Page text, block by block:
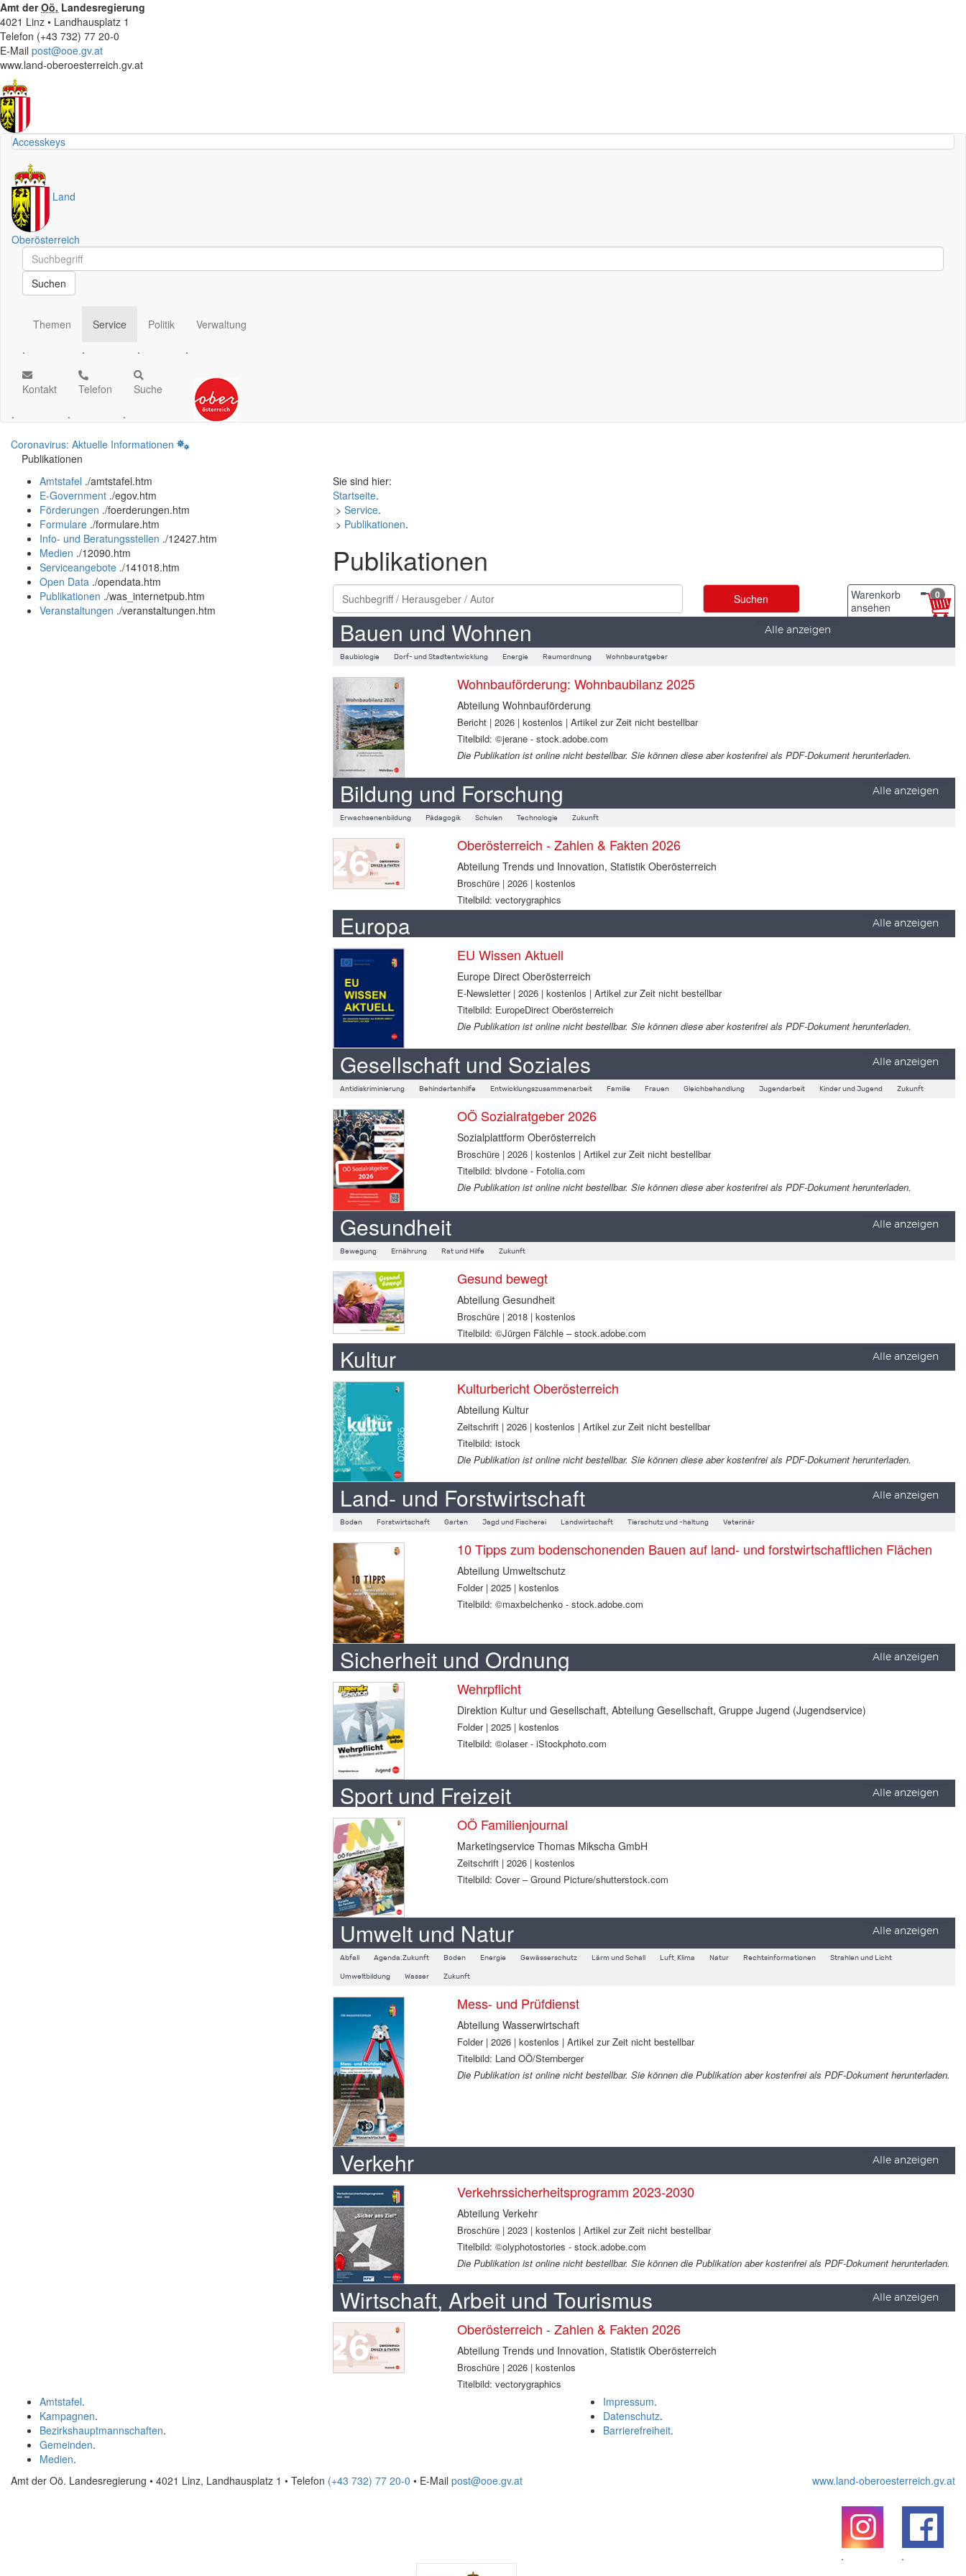
Amt derOö. Landesregierung
4021 Linz • Landhausplatz 1
Telefon (+43 732) 77 20-0
E-Mail post@ooe.gv.at
www.land-oberoesterreich.gv.at
Accesskeys
Land
Oberösterreich
Schnellsuche
Schnellsuche
Suchen
Themen
.
Service
.
Politik
.
Verwaltung
.
Kontakt
.
Telefon
.
Suche
.
Coronavirus: Aktuelle Informationen
Publikationen
Amtstafel ./amtstafel.htm
E-Government ./egov.htm
Förderungen ./foerderungen.htm
Formulare ./formulare.htm
Info- und Beratungsstellen ./12427.htm
Medien ./12090.htm
Serviceangebote ./141018.htm
Open Data ./opendata.htm
Publikationen ./was_internetpub.htm
Veranstaltungen ./veranstaltungen.htm
Sie sind hier:
Startseite.
> Service.
> Publikationen.
Publikationen
Warenkorb
ansehen
0
Bauen und Wohnen Alle anzeigen
Baubiologie Dorf- und Stadtentwicklung Energie Raumordnung Wohnbauratgeber
Wohnbauförderung: Wohnbaubilanz 2025
Abteilung Wohnbauförderung
Bericht | 2026 | kostenlos | Artikel zur Zeit nicht bestellbar
Titelbild: ©jerane - stock.adobe.com
Die Publikation ist online nicht bestellbar. Sie können diese aber kostenfrei als PDF-Dokument herunterladen.
Bildung und Forschung Alle anzeigen
Erwachsenenbildung Pädagogik Schulen Technologie Zukunft
Oberösterreich - Zahlen & Fakten 2026
Abteilung Trends und Innovation, Statistik Oberösterreich
Broschüre | 2026 | kostenlos
Titelbild: vectorygraphics
Europa Alle anzeigen
EU Wissen Aktuell
Europe Direct Oberösterreich
E-Newsletter | 2026 | kostenlos | Artikel zur Zeit nicht bestellbar
Titelbild: EuropeDirect Oberösterreich
Die Publikation ist online nicht bestellbar. Sie können diese aber kostenfrei als PDF-Dokument herunterladen.
Gesellschaft und Soziales Alle anzeigen
Antidiskriminierung Behindertenhilfe Entwicklungszusammenarbeit Familie Frauen Gleichbehandlung Jugendarbeit Kinder und Jugend Zukunft
OÖ Sozialratgeber 2026
Sozialplattform Oberösterreich
Broschüre | 2026 | kostenlos | Artikel zur Zeit nicht bestellbar
Titelbild: blvdone - Fotolia.com
Die Publikation ist online nicht bestellbar. Sie können diese aber kostenfrei als PDF-Dokument herunterladen.
Gesundheit Alle anzeigen
Bewegung Ernährung Rat und Hilfe Zukunft
Gesund bewegt
Abteilung Gesundheit
Broschüre | 2018 | kostenlos
Titelbild: ©Jürgen Fälchle – stock.adobe.com
Kultur Alle anzeigen
Kulturbericht Oberösterreich
Abteilung Kultur
Zeitschrift | 2026 | kostenlos | Artikel zur Zeit nicht bestellbar
Titelbild: istock
Die Publikation ist online nicht bestellbar. Sie können diese aber kostenfrei als PDF-Dokument herunterladen.
Land- und Forstwirtschaft Alle anzeigen
Boden Forstwirtschaft Garten Jagd und Fischerei Landwirtschaft Tierschutz und -haltung Veterinär
10 Tipps zum bodenschonenden Bauen auf land- und forstwirtschaftlichen Flächen
Abteilung Umweltschutz
Folder | 2025 | kostenlos
Titelbild: ©maxbelchenko - stock.adobe.com
Sicherheit und Ordnung Alle anzeigen
Wehrpflicht
Direktion Kultur und Gesellschaft, Abteilung Gesellschaft, Gruppe Jugend (Jugendservice)
Folder | 2025 | kostenlos
Titelbild: ©olaser - iStockphoto.com
Sport und Freizeit Alle anzeigen
OÖ Familienjournal
Marketingservice Thomas Mikscha GmbH
Zeitschrift | 2026 | kostenlos
Titelbild: Cover – Ground Picture/shutterstock.com
Umwelt und Natur Alle anzeigen
Abfall Agenda.Zukunft Boden Energie Gewässerschutz Lärm und Schall Luft, Klima Natur Rechtsinformationen Strahlen und Licht
Umweltbildung Wasser Zukunft
Mess- und Prüfdienst
Abteilung Wasserwirtschaft
Folder | 2026 | kostenlos | Artikel zur Zeit nicht bestellbar
Titelbild: Land OÖ/Sternberger
Die Publikation ist online nicht bestellbar. Sie können die Publikation aber kostenfrei als PDF-Dokument herunterladen.
Verkehr Alle anzeigen
Verkehrssicherheitsprogramm 2023-2030
Abteilung Verkehr
Broschüre | 2023 | kostenlos | Artikel zur Zeit nicht bestellbar
Titelbild: ©olyphotostories - stock.adobe.com
Die Publikation ist online nicht bestellbar. Sie können die Publikation aber kostenfrei als PDF-Dokument herunterladen.
Wirtschaft, Arbeit und Tourismus Alle anzeigen
Oberösterreich - Zahlen & Fakten 2026
Abteilung Trends und Innovation, Statistik Oberösterreich
Broschüre | 2026 | kostenlos
Titelbild: vectorygraphics
Impressum.
Datenschutz.
Barrierefreiheit.
Amtstafel.
Kampagnen.
Bezirkshauptmannschaften.
Gemeinden.
Medien.
Amt der Oö. Landesregierung • 4021 Linz, Landhausplatz 1 • Telefon (+43 732) 77 20-0 • E-Mail post@ooe.gv.at www.land-oberoesterreich.gv.at
.
.